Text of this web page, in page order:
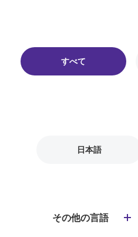
すべて
日本語
その他の言語